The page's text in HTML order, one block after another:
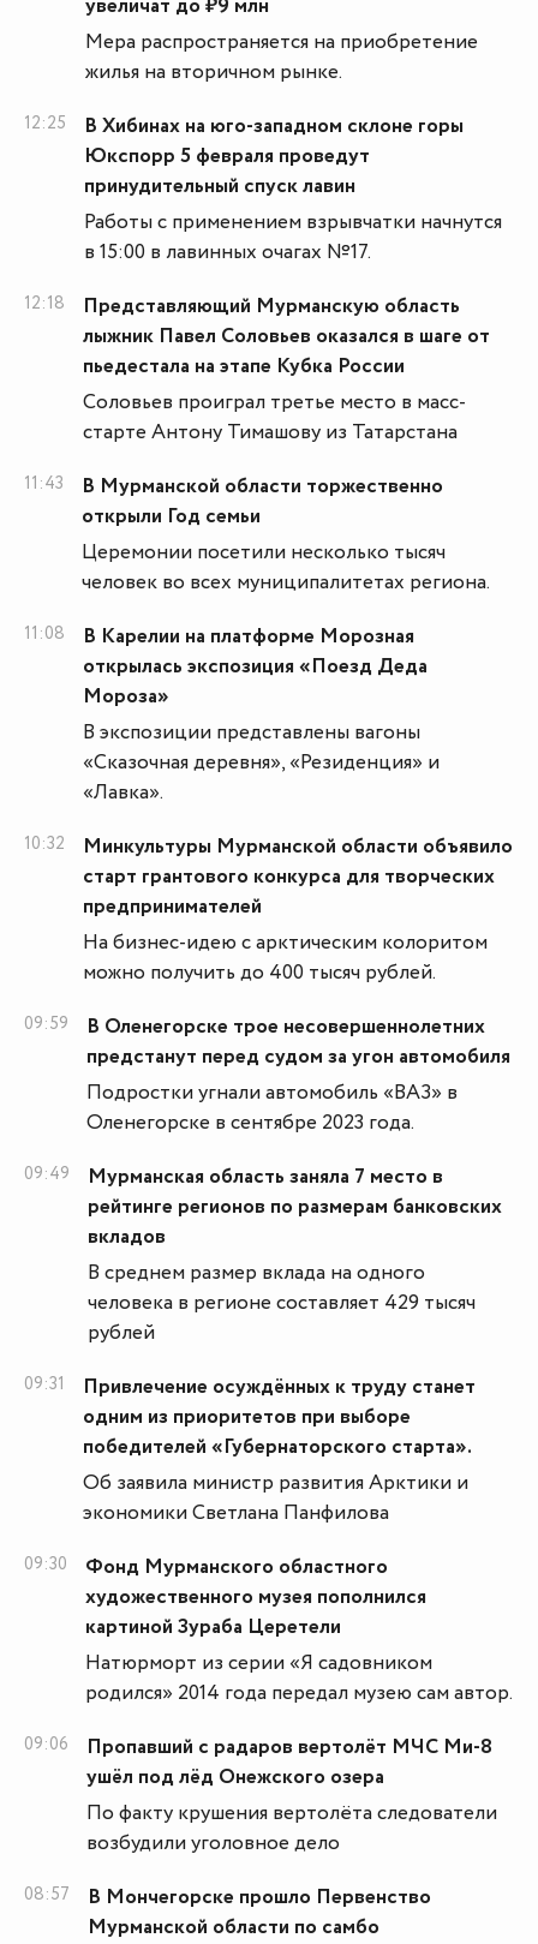
увеличат до ₽9 млн
Мера распространяется на приобретение
жилья на вторичном рынке.
12:25
В Хибинах на юго-западном склоне горы
Юкспорр 5 февраля проведут
принудительный спуск лавин
Работы с применением взрывчатки начнутся
в 15:00 в лавинных очагах №17.
12:18
Представляющий Мурманскую область
лыжник Павел Соловьев оказался в шаге от
пьедестала на этапе Кубка России
Соловьев проиграл третье место в масс-
старте Антону Тимашову из Татарстана
11:43
В Мурманской области торжественно
открыли Год семьи
Церемонии посетили несколько тысяч
человек во всех муниципалитетах региона.
11:08
В Карелии на платформе Морозная
открылась экспозиция «Поезд Деда
Мороза»
В экспозиции представлены вагоны
«Сказочная деревня», «Резиденция» и
«Лавка».
10:32
Минкультуры Мурманской области объявило
старт грантового конкурса для творческих
предпринимателей
На бизнес-идею с арктическим колоритом
можно получить до 400 тысяч рублей.
09:59
В Оленегорске трое несовершеннолетних
предстанут перед судом за угон автомобиля
Подростки угнали автомобиль «ВАЗ» в
Оленегорске в сентябре 2023 года.
09:49
Мурманская область заняла 7 место в
рейтинге регионов по размерам банковских
вкладов
В среднем размер вклада на одного
человека в регионе составляет 429 тысяч
рублей
09:31
Привлечение осуждённых к труду станет
одним из приоритетов при выборе
победителей «Губернаторского старта».
Об заявила министр развития Арктики и
экономики Светлана Панфилова
09:30
Фонд Мурманского областного
художественного музея пополнился
картиной Зураба Церетели
Натюрморт из серии «Я садовником
родился» 2014 года передал музею сам автор.
09:06
Пропавший с радаров вертолёт МЧС Ми-8
ушёл под лёд Онежского озера
По факту крушения вертолёта следователи
возбудили уголовное дело
08:57
В Мончегорске прошло Первенство
Мурманской области по самбо